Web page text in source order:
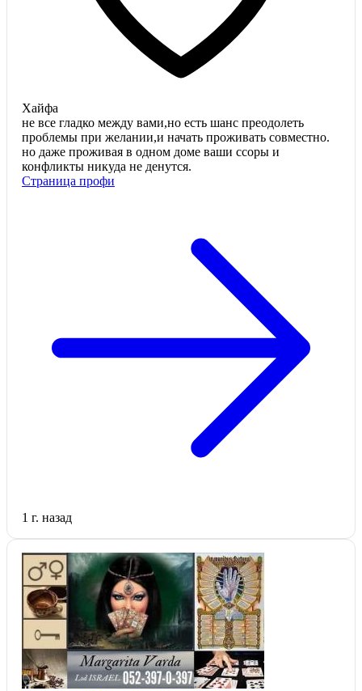
Хайфа
не все гладко между вами,но есть шанс преодолеть
проблемы при желании,и начать проживать совместно.
но даже проживая в одном доме ваши ссоры и
конфликты никуда не денутся.
Страница профи
1 г. назад